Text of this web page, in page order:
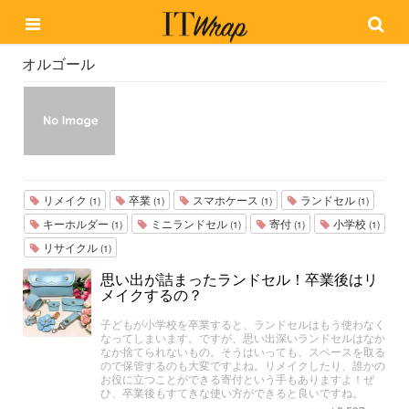
オルゴール
リメイク (1) 卒業 (1) スマホケース (1) ランドセル (1)
キーホルダー (1) ミニランドセル (1) 寄付 (1) 小学校 (1)
リサイクル (1)
思い出が詰まったランドセル！卒業後はリ
メイクするの？
子どもが小学校を卒業すると、ランドセルはもう使わなく
なってしまいます。ですが、思い出深いランドセルはなか
なか捨てられないもの。そうはいっても、スペースを取る
ので保管するのも大変ですよね。リメイクしたり、誰かの
お役に立つことができる寄付という手もありますよ！ぜ
ひ、卒業後もすてきな使い方ができると良いですね。